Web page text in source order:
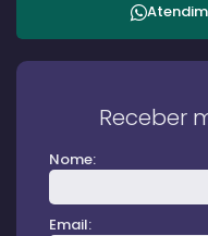
Receber
Nome:
Email: